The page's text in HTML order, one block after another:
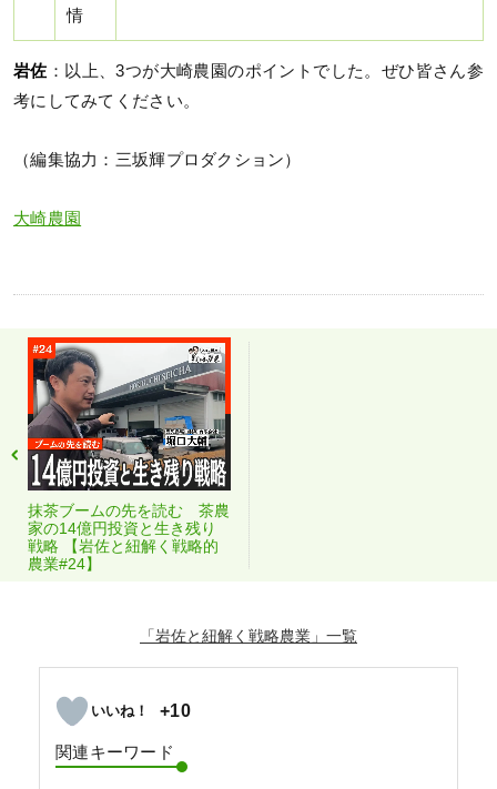
情
岩佐 ：以上、3つが大崎農園のポイントでした。ぜひ皆さん参
考にしてみてください。
（編集協力：三坂輝プロダクション）
大崎農園
抹茶ブームの先を読む 茶農
家の14億円投資と生き残り
戦略 【岩佐と紐解く戦略的
農業#24】
「岩佐と紐解く戦略農業」
+10
関連キーワード